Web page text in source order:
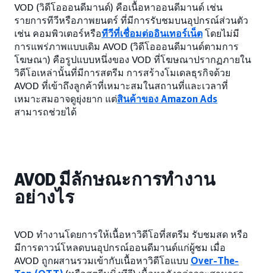
VOD (วิดีโอออนดีมานด์) คือเนื้อหาออนดีมานด์ เช่น
รายการทีวีหรือภาพยนตร์ ที่มีการรับชมบนอุปกรณ์ส่วนตัว
เช่น คอมพิวเตอร์หรือทีวีที่เชื่อมต่ออินเทอร์เน็ต โดยไม่มี
การแพร่ภาพแบบเดิม AVOD (วิดีโอออนดีมานด์ตามการ
โฆษณา) คือรูปแบบหนึ่งของ VOD ที่โฆษณาปรากฏภายใน
วิดีโอเหล่านั้นที่มีการสตรีม การสร้างโมเดลธุรกิจด้วย
AVOD ที่เข้าถึงลูกค้าที่เหมาะสมในสถานที่และเวลาที่
เหมาะสมอาจดูยุ่งยาก แต่สินค้าของ Amazon Ads
สามารถช่วยได้
AVOD มีลักษณะการทำงาน
อย่างไร
VOD ทำงานโดยการให้เนื้อหาวิดีโอที่สตรีม รับชมสด หรือ
มีการดาวน์โหลดบนอุปกรณ์ออนดีมานด์แก่ผู้ชม เมื่อ
AVOD ถูกผสานรวมเข้ากับเนื้อหาวิดีโอแบบ Over-The-